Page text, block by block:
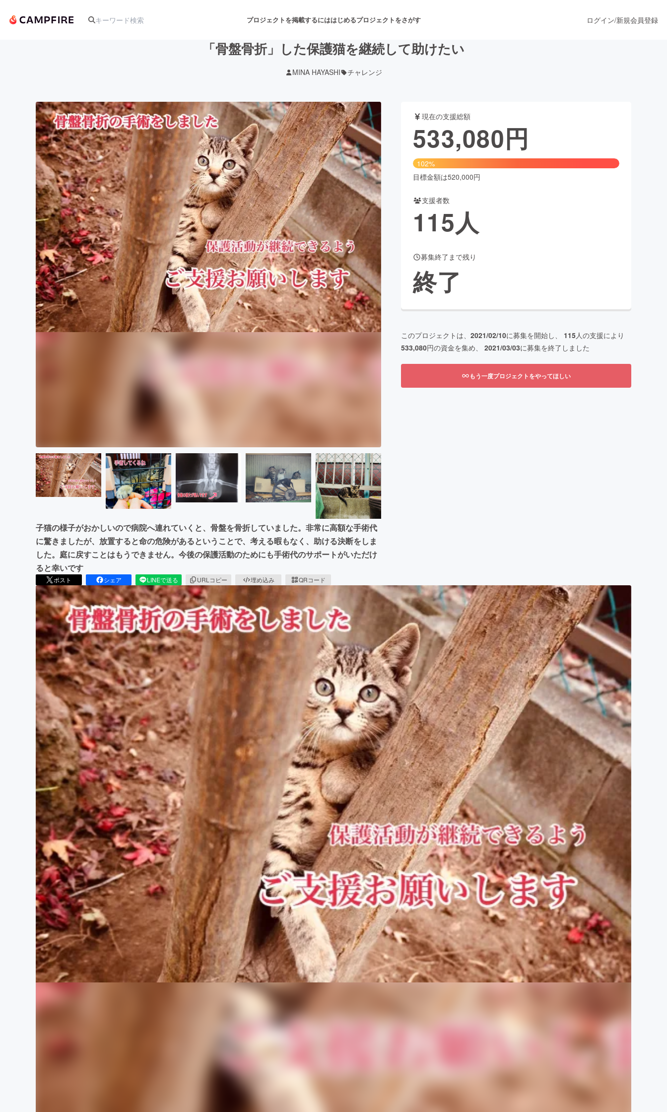
プロジェクトを掲載するにははじめるプロジェクトをさがす
アート・写真 舞台・パフォーマンス
テクノロジー・ガジェット ゲーム・サービス開発 フード・飲食店 ファッション
映像・映画 書籍・雑誌出版 アニメ・漫画
ビジネス・起業 チャレンジ ビューティー・ヘルスケア
まちづくり・地域活性化
CAMPFIRE for Social GoodCAMPFIRE Creation
CAMPFIREふるさと納税machi-ya コミュニティ
ログイン/新規会員登録
「骨盤骨折」した保護猫を継続して助けたい
MINA HAYASHI チャレンジ
子猫の様子がおかしいので病院へ連れていくと、骨盤を骨折していました。非常に高額な手術代
に驚きましたが、放置すると命の危険があるということで、考える暇もなく、助ける決断をしま
した。庭に戻すことはもうできません。今後の保護活動のためにも手術代のサポートがいただけ
ると幸いです
ポスト シェア LINEで送る URLコピー 埋め込み QRコード
現在の支援総額
533,080円
102%
目標金額は520,000円
支援者数
115人
募集終了まで残り
終了
このプロジェクトは、 2021/02/10に募集を開始し、 115人の支援により
533,080円の資金を集め、 2021/03/03に募集を終了しました
もう一度プロジェクトをやってほしい